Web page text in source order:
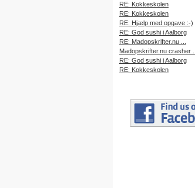
RE: Kokkeskolen
RE: Kokkeskolen
RE: Hjælp med opgave :-)
RE: God sushi i Aalborg
RE: Madopskrifter.nu ...
Madopskrifter.nu crasher ...
RE: God sushi i Aalborg
RE: Kokkeskolen